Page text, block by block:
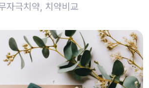
자극치약, 치약비교